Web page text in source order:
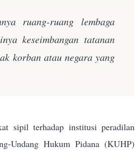
ruang-ruang lembaga
keseimbangan tatanan
korban atau negara yang
sipil terhadap institusi peradilan
Undang Hukum Pidana (KUHP)